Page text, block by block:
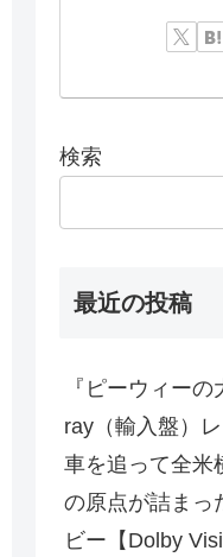
検索
最近の投稿
『ピーウィー
ray（輸入盤）
車を追って全米
の原点が詰まっ
ビー【Dolby